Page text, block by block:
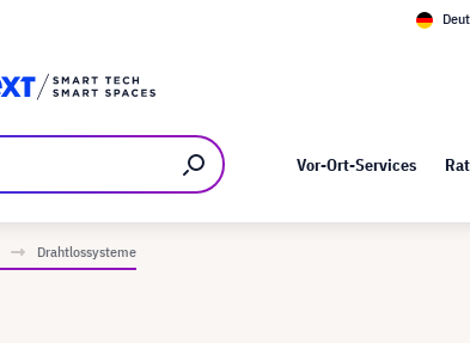
Kunst bei
Vor-Ort-Services
Drahtlossysteme